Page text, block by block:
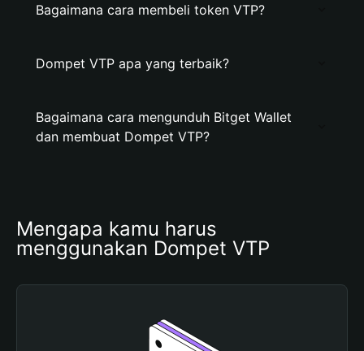
Bagaimana cara membeli token VTP?
Dompet VTP apa yang terbaik?
Bagaimana cara mengunduh Bitget Wallet
dan membuat Dompet VTP?
Mengapa kamu harus
menggunakan Dompet VTP